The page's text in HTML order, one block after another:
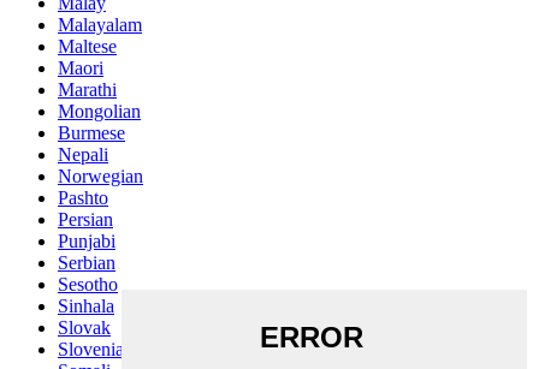
Malayalam
Maltese
Maori
Marathi
Mongolian
Burmese
Nepali
Norwegian
Pashto
Persian
Punjabi
Serbian
Sesotho
Sinhala
Slovak
Slovenian